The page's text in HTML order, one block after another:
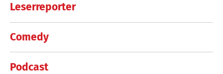
Leserreporter
Comedy
Podcast